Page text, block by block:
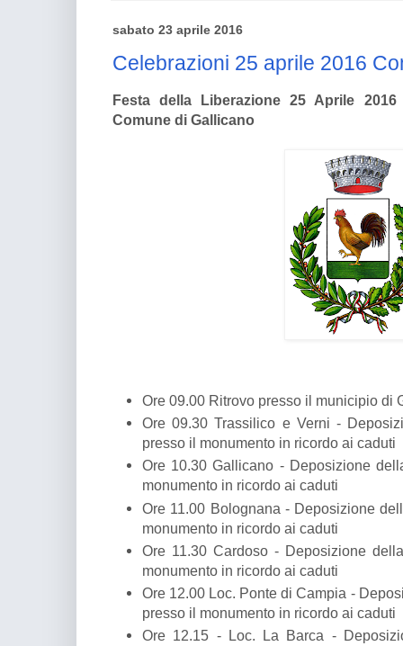
sabato 23 aprile 2016
Celebrazioni 25 aprile 2016
Festa della Liberazione 25 Aprile
Comune di Gallicano
Ore 09.00 Ritrovo presso il municipio di
Ore 09.30 Trassilico e Verni -
presso il monumento in ricordo ai caduti
Ore 10.30 Gallicano - Deposizione
monumento in ricordo ai caduti
Ore 11.00 Bolognana - Deposizione
monumento in ricordo ai caduti
Ore 11.30 Cardoso - Deposizione
monumento in ricordo ai caduti
Ore 12.00 Loc. Ponte di Campia -
presso il monumento in ricordo ai caduti
Ore 12.15 - Loc. La Barca -